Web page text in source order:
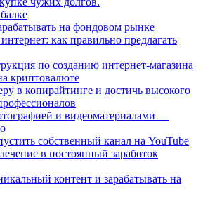
на фондовом рынке
как правильно предлагать
по созданию интернет-магазина
криптовалюте
в копирайтинге и достичь высокого
и видеоматериалами —
собственный канал на YouTube
в постоянный заработок
контент и зарабатывать на